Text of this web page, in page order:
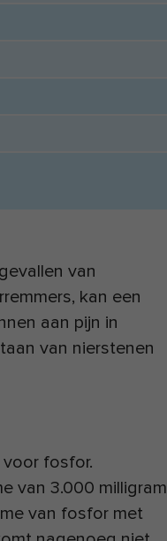
van
kan een
aan pijn in
van nierstenen
fosfor.
van 3.000 milligram
van fosfor met